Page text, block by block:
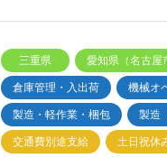
三重県 愛知県（名古屋
倉庫管理・入出荷 機械オ
製造・軽作業・梱包 製造
交通費別途支給 土日祝休